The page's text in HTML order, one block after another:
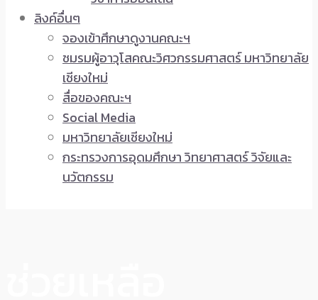
ลิงค์อื่นๆ
จองเข้าศึกษาดูงานคณะฯ
ชมรมผู้อาวุโสคณะวิศวกรรมศาสตร์ มหาวิทยาลัย
เชียงใหม่
สื่อของคณะฯ
Social Media
มหาวิทยาลัยเชียงใหม่
กระทรวงการอุดมศึกษา วิทยาศาสตร์ วิจัยและ
นวัตกรรม